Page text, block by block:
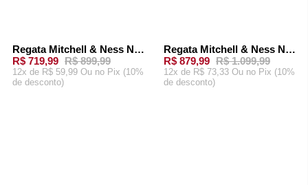
-20%Regata Mitchell & Ness NBA Swingman Jersey Seattle SuperSonics Kevin Durant 2007-08 Branca
R$ 719,99 R$ 899,99
12x de R$ 59,99 Ou no Pix (10%
de desconto)
-20%Regata Mitchell & Ness NBA Swingman Jersey Seattle SuperSonics Shawn Kemp 1994-95 Branca
R$ 879,99 R$ 1.099,99
12x de R$ 73,33 Ou no Pix (10%
de desconto)